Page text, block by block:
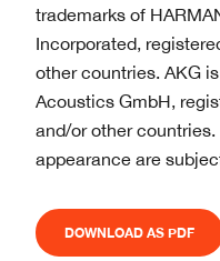
trademarks of
Incorporated,
other countries. AKG
Acoustics GmbH,
and/or other
appearance are
DOWNLOAD AS PDF